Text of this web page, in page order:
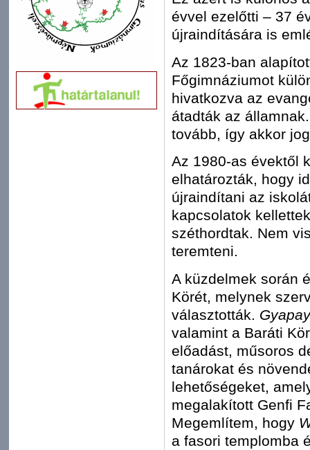
évvel ezelőtti – 37
újraindítására is
Az 1823-ban
Főgimnáziumot
hivatkozva az
átadták az
tovább, így akkor
Az 1980-as évektől
elhatározták, hogy
újraindítani az
kapcsolatok
széthordtak. Nem
teremteni.
A küzdelmek során
Körét, melynek
választották.
valamint a Baráti
előadást, műsoros
tanárokat és
lehetőségeket,
megalakított Genfi
Megemlítem, hogy
a fasori templomba